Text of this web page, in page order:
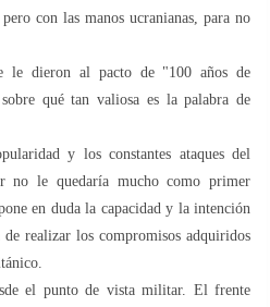
con las manos ucranianas, para no
le dieron al pacto de "100 años de
qué tan valiosa es la palabra de
y los constantes ataques del
no le quedaría mucho como primer
en duda la capacidad y la intención
realizar los compromisos adquiridos
el punto de vista militar. El frente